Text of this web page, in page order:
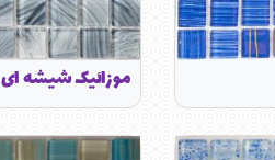
موزائیک شیشه ای C4BL0123-2